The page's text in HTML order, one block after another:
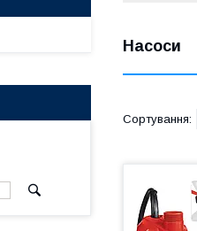
Насоси